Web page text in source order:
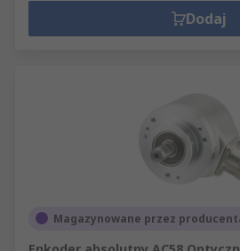
Dodaj
Magazynowane przez